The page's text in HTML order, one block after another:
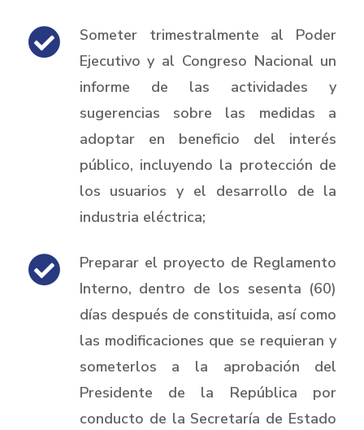
Someter trimestralmente al Poder
Ejecutivo y al Congreso Nacional un
informe de las actividades y
sugerencias sobre las medidas a
adoptar en beneficio del interés
público, incluyendo la protección de
los usuarios y el desarrollo de la
industria eléctrica;
Preparar el proyecto de Reglamento
Interno, dentro de los sesenta (60)
días después de constituida, así como
las modificaciones que se requieran y
someterlos a la aprobación del
Presidente de la República por
conducto de la Secretaría de Estado